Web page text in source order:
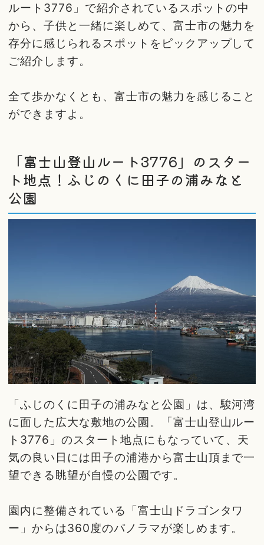
ルート3776」で紹介されているスポットの中
から、子供と一緒に楽しめて、富士市の魅力を
存分に感じられるスポットをピックアップして
ご紹介します。
全て歩かなくとも、富士市の魅力を感じること
ができますよ。
「富士山登山ルート3776」のスター
ト地点！ふじのくに田子の浦みなと
公園
「ふじのくに田子の浦みなと公園」は、駿河湾
に面した広大な敷地の公園。「富士山登山ルー
ト3776」のスタート地点にもなっていて、天
気の良い日には田子の浦港から富士山頂まで一
望できる眺望が自慢の公園です。
園内に整備されている「富士山ドラゴンタワ
ー」からは360度のパノラマが楽しめます。